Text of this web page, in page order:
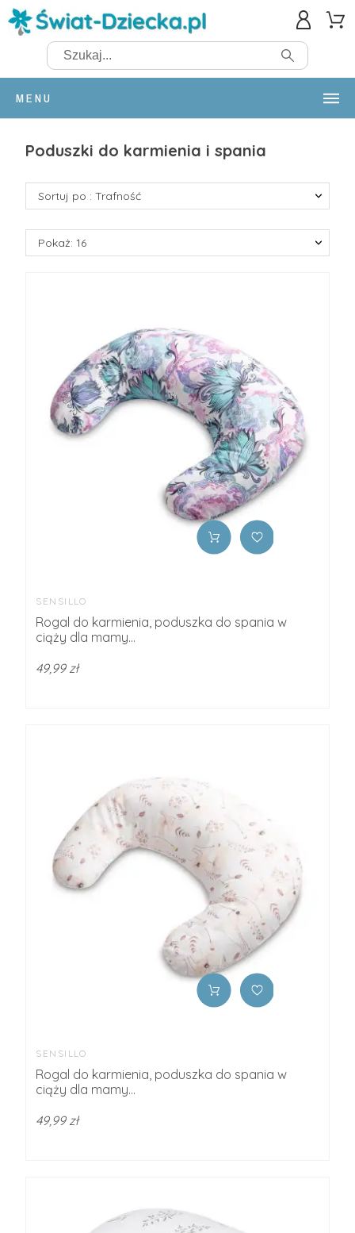
MENU
Poduszki do karmienia i spania
Sortuj po : Trafność
Pokaż: 16
SENSILLO
Rogal do karmienia, poduszka do spania w
ciąży dla mamy...
49,99 zł
SENSILLO
Rogal do karmienia, poduszka do spania w
ciąży dla mamy...
49,99 zł